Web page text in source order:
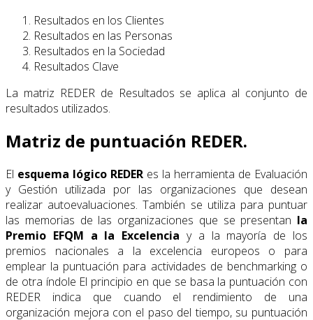
Resultados en los Clientes
Resultados en las Personas
Resultados en la Sociedad
Resultados Clave
La matriz REDER de Resultados se aplica al conjunto de
resultados utilizados.
Matriz de puntuación REDER.
El esquema lógico REDER es la herramienta de Evaluación
y Gestión utilizada por las organizaciones que desean
realizar autoevaluaciones. También se utiliza para puntuar
las memorias de las organizaciones que se presentan la
Premio EFQM a la Excelencia y a la mayoría de los
premios nacionales a la excelencia europeos o para
emplear la puntuación para actividades de benchmarking o
de otra índole El principio en que se basa la puntuación con
REDER indica que cuando el rendimiento de una
organización mejora con el paso del tiempo, su puntuación